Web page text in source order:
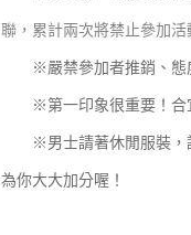
聯，累計兩次將禁止參加活
※嚴禁參加者推銷、態
※ 第一印象很重要！合
※男士請著休閒服裝，請
為你大大加分喔！